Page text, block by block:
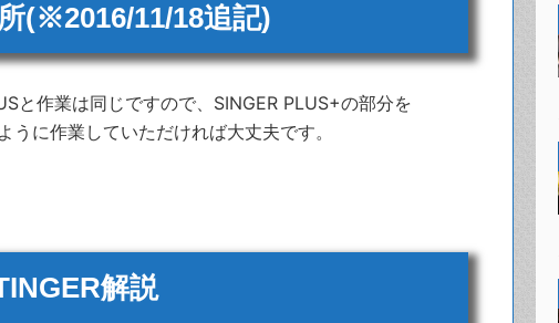
(※2016/11/18追記)
と作業は同じですので、SINGER PLUS+の部分を
うに作業していただければ大丈夫です。
解説